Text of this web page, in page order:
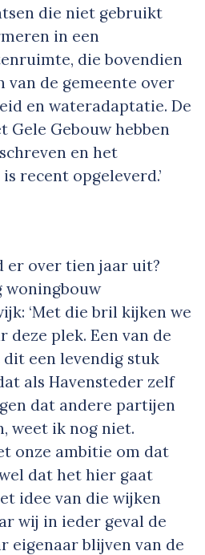
die niet gebruikt
in een
die bovendien
van de gemeente over
en wateradaptatie. De
Gele Gebouw hebben
en het
recent opgeleverd.’
er over tien jaar uit?
woningbouw
‘Met die bril kijken we
deze plek. Een van de
een levendig stuk
als Havensteder zelf
dat andere partijen
weet ik nog niet.
onze ambitie om dat
dat het hier gaat
idee van die wijken
wij in ieder geval de
eigenaar blijven van de